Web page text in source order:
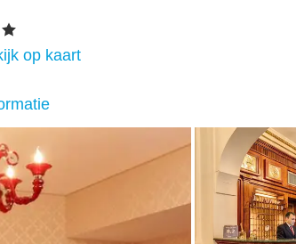
op kaart